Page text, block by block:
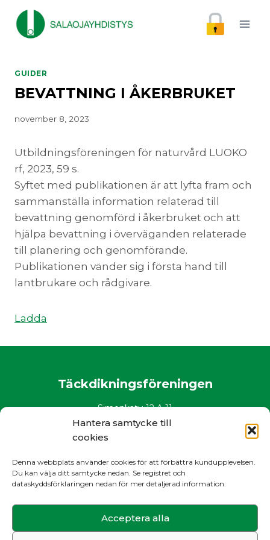
Hantera samtycke till
cookies
Denna webbplats använder cookies för att förbättra kundupplevelsen.
Du kan välja ditt samtycke nedan. Se registret och
dataskyddsförklaringen nedan för mer detaljerad information.
Acceptera alla
content
GUIDER
BEVATTNING I ÅKERBRUKET
november 8, 2023
Utbildningsföreningen för naturvård LUOKO
rf, 2023, 59 s.
Syftet med publikationen är att lyfta fram och
sammanställa information relaterad till
bevattning genomförd i åkerbruket och att
hjälpa bevattning i överväganden relaterade
till planering och genomförande.
Publikationen vänder sig i första hand till
lantbrukare och rådgivare.
Ladda
Täckdikningsföreningen
Simonkatu 12 A 11
00100 Helsinki
puh. 0400 882 136
salaojayhdistys@salaojayhdistys.fi
Register- och dataskyddsbeskrivning
Sök